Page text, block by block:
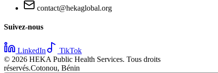
contact@hekaglobal.org
Suivez-nous
LinkedIn
TikTok
© 2026 HEKA Public Health Services. Tous droits
réservés.Cotonou, Bénin